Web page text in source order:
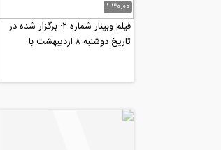
1:30:00
فیلم وبینار شماره ۲: برگزار شده در
تاریخ دوشنبه ۸ اردیبهشت با